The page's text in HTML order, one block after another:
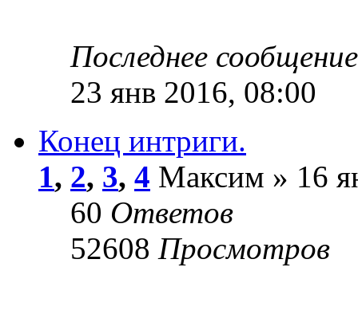
Последнее
23 янв 2016, 08:00
Конец интриги.
1, 2, 3, 4 Максим » 16
60 Ответов
52608 Просмотров